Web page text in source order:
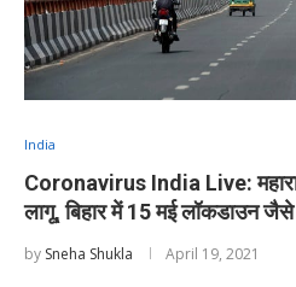
India
Coronavirus India Live:
लागू, बिहार में 15 मई लॉकडाउन
by Sneha Shukla April 19, 2021